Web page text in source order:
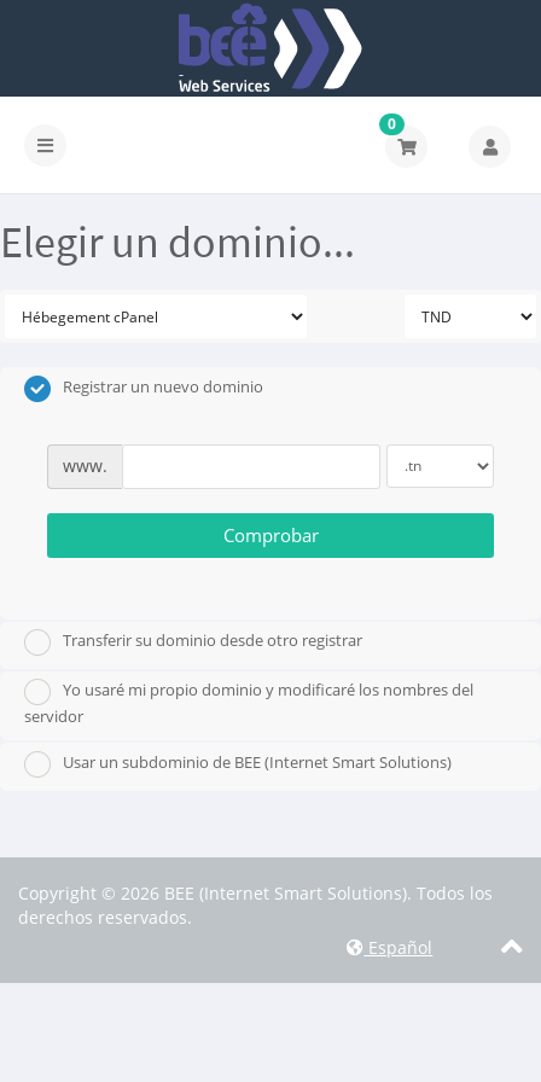
0
Elegir un dominio...
Registrar un nuevo dominio
www.
Comprobar
Transferir su dominio desde otro registrar
Yo usaré mi propio dominio y modificaré los nombres del
servidor
Usar un subdominio de BEE (Internet Smart Solutions)
Copyright © 2026 BEE (Internet Smart Solutions). Todos los
derechos reservados.
Español